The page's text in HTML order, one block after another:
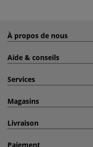
À propos de nous
Aide & conseils
Services
Magasins
Livraison
Paiement